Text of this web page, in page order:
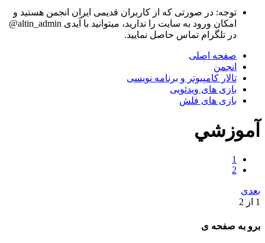
توجه: در صورتی که از کاربران قدیمی ایران انجمن هستید و
امکان ورود به سایت را ندارید، میتوانید با آیدی altin_admin@
در تلگرام تماس حاصل نمایید.
صفحه اصلی
انجمن
تالار كامپيوتر و برنامه نویسی
بازی های ویدئویی
بازی های فلش
آموزشي
1
2
بعدی
1 از 2
برو به صفحه ی